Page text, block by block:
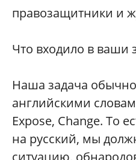
правозащитники и
Что входило в ваши
Наша задача
английскими
Expose, Change. То
на русский, мы